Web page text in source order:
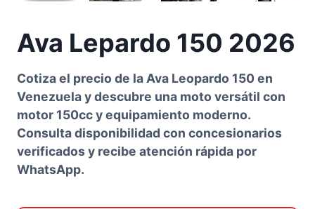
Ava Lepardo 150 2026
Cotiza el precio de la Ava Leopardo 150 en
Venezuela y descubre una moto versátil con
motor 150cc y equipamiento moderno.
Consulta disponibilidad con concesionarios
verificados y recibe atención rápida por
WhatsApp.